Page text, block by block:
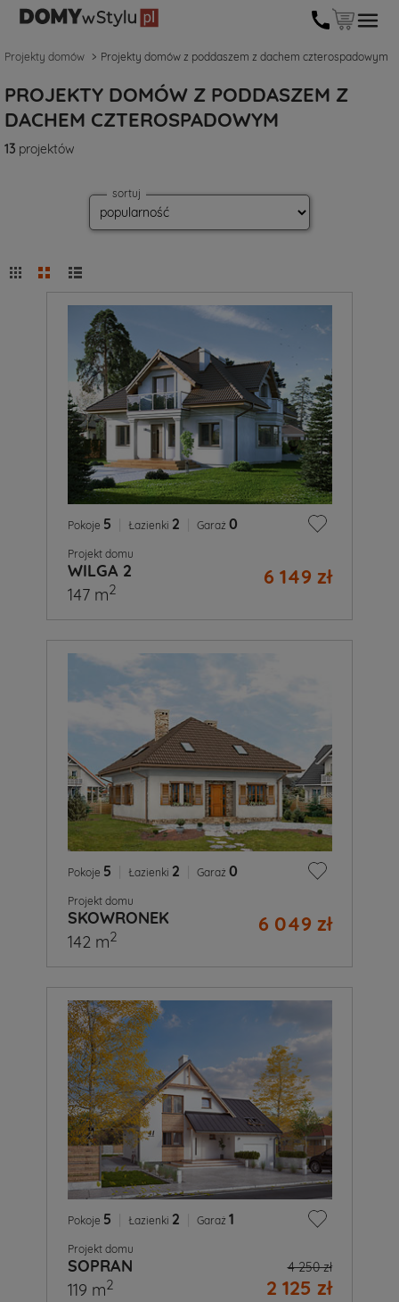
Projekty domów Projekty domów z poddaszem z dachem czterospadowym
PROJEKTY DOMÓW Z PODDASZEM Z
DACHEM CZTEROSPADOWYM
13 projektów
sortuj
Pokoje 5 Łazienki 2 Garaż 0
Projekt domu
WILGA 2 6 149 zł
147 m2
Pokoje 5 Łazienki 2 Garaż 0
Projekt domu
SKOWRONEK 6 049 zł
142 m2
Pokoje 5 Łazienki 2 Garaż 1
Projekt domu
SOPRAN 4 250 zł
2 125 zł
119 m2